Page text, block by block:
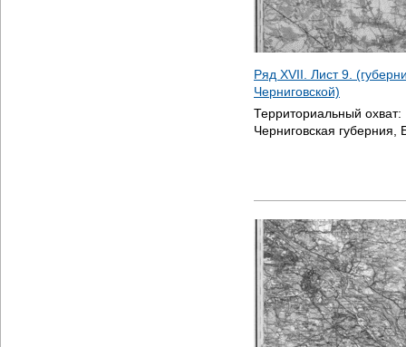
Ряд XVII. Лист 9.
Черниговской)
Территориальный охват:
Черниговская